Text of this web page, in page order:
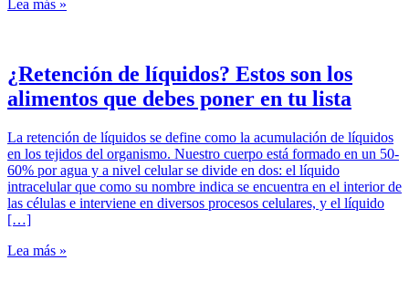
Lea más »
¿Retención de líquidos? Estos son los
alimentos que debes poner en tu lista
La retención de líquidos se define como la acumulación de líquidos
en los tejidos del organismo. Nuestro cuerpo está formado en un 50-
60% por agua y a nivel celular se divide en dos: el líquido
intracelular que como su nombre indica se encuentra en el interior de
las células e interviene en diversos procesos celulares, y el líquido
[…]
Lea más »